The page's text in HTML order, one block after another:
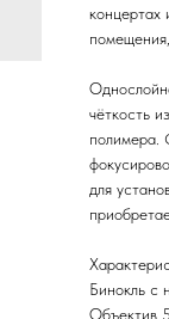
концертах
чёткость
полимера.
для
Бинокль с
Объектив